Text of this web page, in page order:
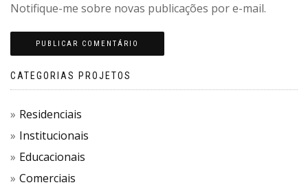
Notifique-me sobre novas publicações por e-mail.
CATEGORIAS PROJETOS
Residenciais
Institucionais
Educacionais
Comerciais